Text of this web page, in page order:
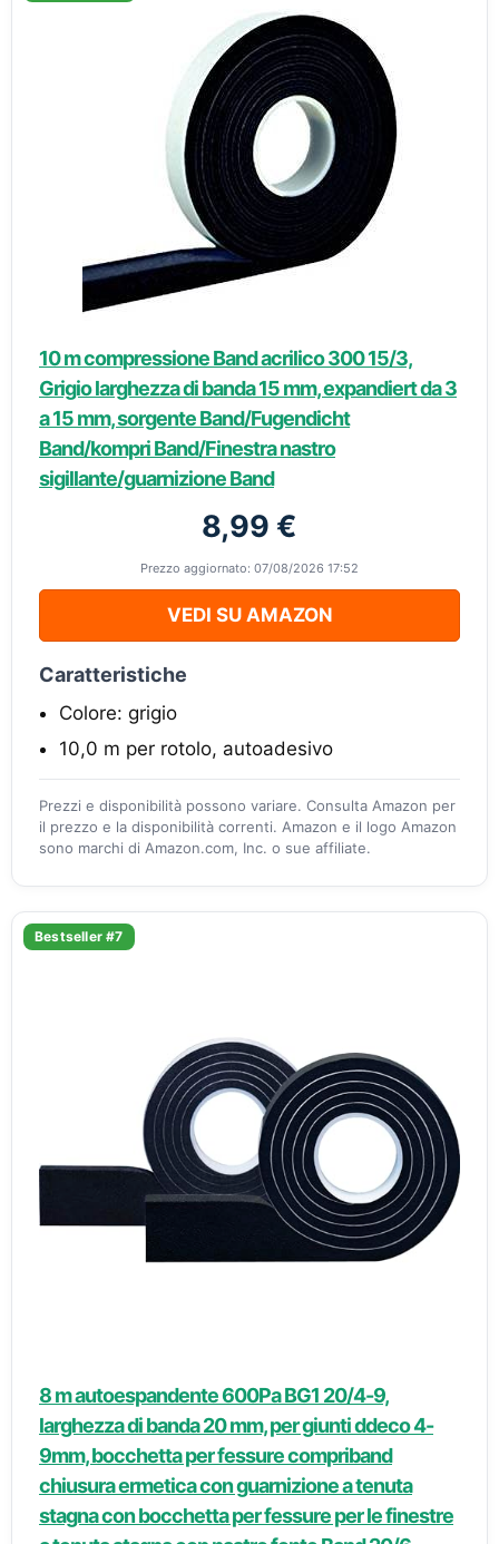
10 m compressione Band acrilico 300 15/3,
Grigio larghezza di banda 15 mm, expandiert da 3
a 15 mm, sorgente Band/Fugendicht
Band/kompri Band/Finestra nastro
sigillante/guarnizione Band
8,99 €
Prezzo aggiornato: 07/08/2026 17:52
VEDI SU AMAZON
Caratteristiche
Colore: grigio
10,0 m per rotolo, autoadesivo
Prezzi e disponibilità possono variare. Consulta Amazon per
il prezzo e la disponibilità correnti. Amazon e il logo Amazon
sono marchi di Amazon.com, Inc. o sue affiliate.
Bestseller #7
8 m autoespandente 600Pa BG1 20/4-9,
larghezza di banda 20 mm, per giunti ddeco 4-
9mm, bocchetta per fessure compriband
chiusura ermetica con guarnizione a tenuta
stagna con bocchetta per fessure per le finestre